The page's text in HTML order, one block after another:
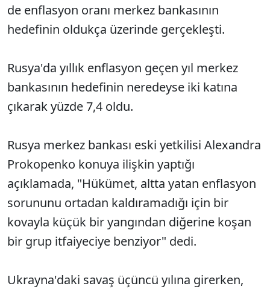
de enflasyon oranı merkez bankasının
hedefinin oldukça üzerinde gerçekleşti.
Rusya'da yıllık enflasyon geçen yıl merkez
bankasının hedefinin neredeyse iki katına
çıkarak yüzde 7,4 oldu.
Rusya merkez bankası eski yetkilisi Alexandra
Prokopenko konuya ilişkin yaptığı
açıklamada, "Hükümet, altta yatan enflasyon
sorununu ortadan kaldıramadığı için bir
kovayla küçük bir yangından diğerine koşan
bir grup itfaiyeciye benziyor" dedi.
Ukrayna'daki savaş üçüncü yılına girerken,